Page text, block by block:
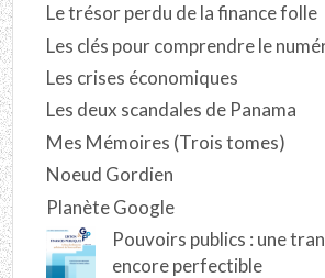
Le trésor perdu de la finance folle
Les clés pour comprendre le
Les crises économiques
Les deux scandales de Panama
Mes Mémoires (Trois tomes)
Noeud Gordien
Planète Google
Pouvoirs publics : une
encore perfectible